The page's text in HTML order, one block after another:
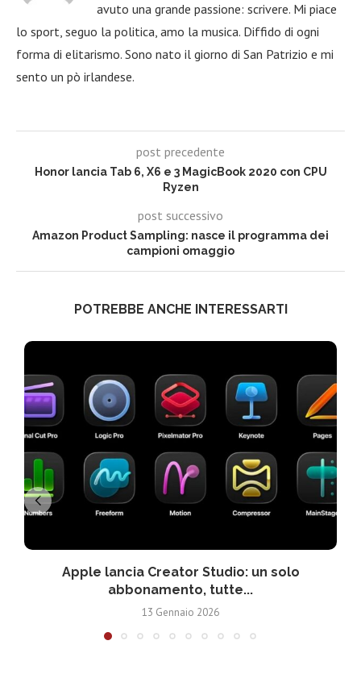
avuto una grande passione: scrivere. Mi piace
lo sport, seguo la politica, amo la musica. Diffido di ogni
forma di elitarismo. Sono nato il giorno di San Patrizio e mi
sento un pò irlandese.
post precedente
Honor lancia Tab 6, X6 e 3 MagicBook 2020 con CPU
Ryzen
post successivo
Amazon Product Sampling: nasce il programma dei
campioni omaggio
POTREBBE ANCHE INTERESSARTI
Apple lancia Creator Studio: un solo
abbonamento, tutte...
13 Gennaio 2026